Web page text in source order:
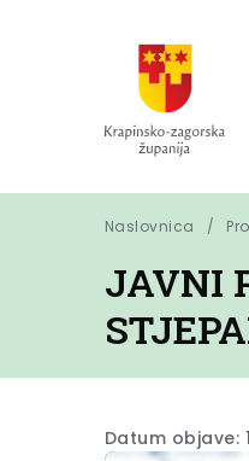
Naslovnica
JAVNI
Datum objave: